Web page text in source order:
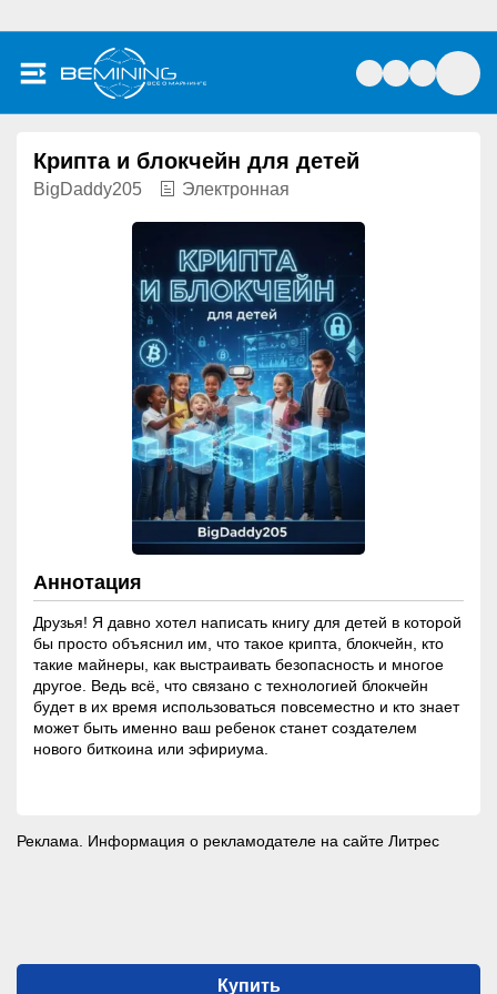
Крипта и блокчейн для детей
BigDaddy205 Электронная
Купить
Аннотация
Друзья! Я давно хотел написать книгу для детей в которой
бы просто объяснил им, что такое крипта, блокчейн, кто
такие майнеры, как выстраивать безопасность и многое
другое. Ведь всё, что связано с технологией блокчейн
будет в их время использоваться повсеместно и кто знает
может быть именно ваш ребенок станет создателем
нового биткоина или эфириума.
Реклама. Информация о рекламодателе на сайте Литрес